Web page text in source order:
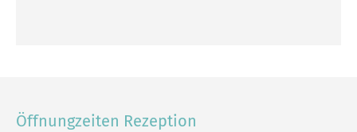
Mobility Coach